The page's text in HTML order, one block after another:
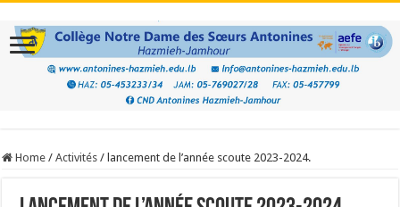
Home / Activités / lancement de l’année scoute 2023-2024.